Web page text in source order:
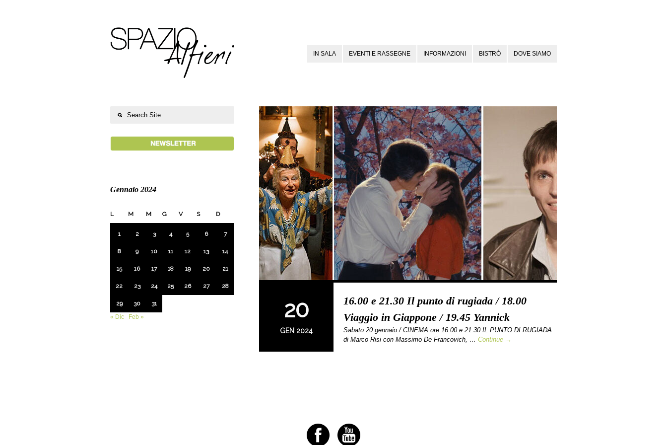
IN SALA EVENTI E RASSEGNE INFORMAZIONI BISTRÒ DOVE SIAMO
20
GEN 2024
16.00 e 21.30 Il punto di rugiada / 18.00
Viaggio in Giappone / 19.45 Yannick
Sabato 20 gennaio / CINEMA ore 16.00 e 21.30 IL PUNTO DI RUGIADA
di Marco Risi con Massimo De Francovich, … Continue →
Gennaio 2024
L M M G V S D
1 2 3 4 5 6 7
8 9 10 11 12 13 14
15 16 17 18 19 20 21
22 23 24 25 26 27 28
29 30
31
« Dic
Feb »